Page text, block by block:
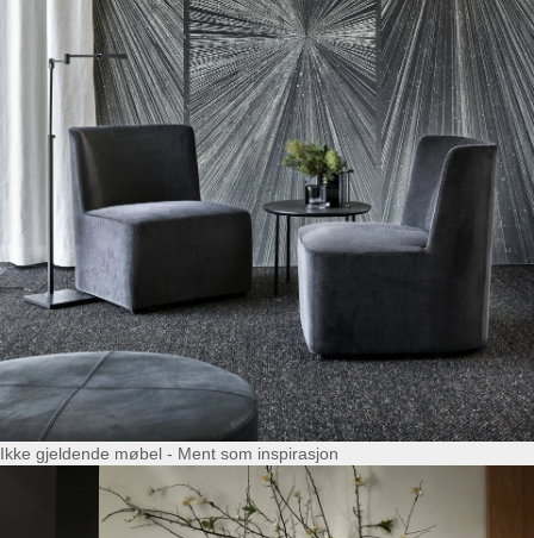
Ikke gjeldende møbel - Ment som inspirasjon